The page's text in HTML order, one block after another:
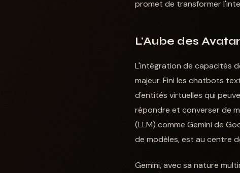
promet de transformer
L'Aube des
L'intégration de capacités
majeur. Fini les chatbots
d'entités virtuelles qui
répondre et converser de
(LLM) comme Gemini de
de modèles, est au centre
Gemini, avec sa nature